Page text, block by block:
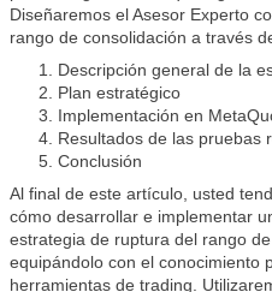
Diseñaremos el Asesor Experto
rango de consolidación a través
Descripción general de la
Plan estratégico
Implementación en
Resultados de las pruebas
Conclusión
Al final de este artículo, usted
cómo desarrollar e implementar
estrategia de ruptura del rango
equipándolo con el conocimiento
herramientas de trading.